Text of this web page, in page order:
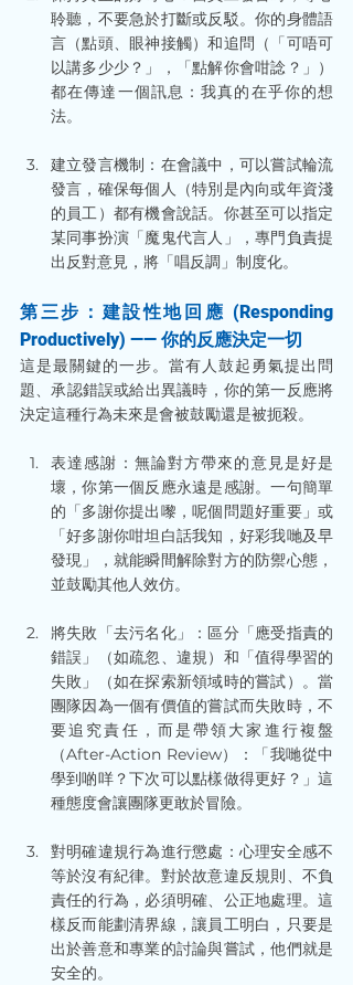
聆聽，不要急於打斷或反駁。你的身體語
言（點頭、眼神接觸）和追問（「可唔可
以講多少少？」，「點解你會咁諗？」）
都在傳達一個訊息：我真的在乎你的想
法。
建立發言機制：在會議中，可以嘗試輪流
發言，確保每個人（特別是內向或年資淺
的員工）都有機會說話。你甚至可以指定
某同事扮演「魔鬼代言人」，專門負責提
出反對意見，將「唱反調」制度化。
第三步：建設性地回應 (Responding
Productively) —— 你的反應決定一切
這是最關鍵的一步。當有人鼓起勇氣提出問
題、承認錯誤或給出異議時，你的第一反應將
決定這種行為未來是會被鼓勵還是被扼殺。
表達感謝：無論對方帶來的意見是好是
壞，你第一個反應永遠是感謝。一句簡單
的「多謝你提出嚟，呢個問題好重要」或
「好多謝你咁坦白話我知，好彩我哋及早
發現」，就能瞬間解除對方的防禦心態，
並鼓勵其他人效仿。
將失敗「去污名化」：區分「應受指責的
錯誤」（如疏忽、違規）和「值得學習的
失敗」（如在探索新領域時的嘗試）。當
團隊因為一個有價值的嘗試而失敗時，不
要追究責任，而是帶領大家進行複盤
（After-Action Review）：「我哋從中
學到啲咩？下次可以點樣做得更好？」這
種態度會讓團隊更敢於冒險。
對明確違規行為進行懲處：心理安全感不
等於沒有紀律。對於故意違反規則、不負
責任的行為，必須明確、公正地處理。這
樣反而能劃清界線，讓員工明白，只要是
出於善意和專業的討論與嘗試，他們就是
安全的。